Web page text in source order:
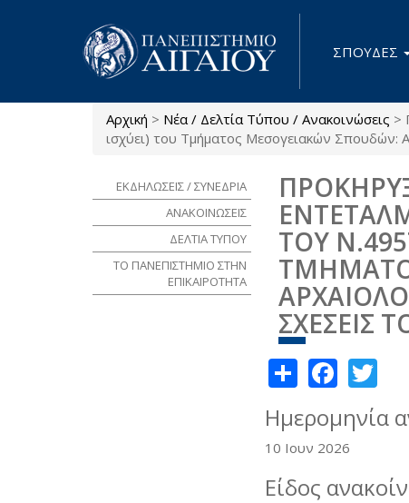
ΣΠΟΥΔΕΣ
Είστε εδώ
Αρχική > Νέα / Δελτία Τύπου / Ανακοινώσεις >
ισχύει) του Τμήματος Μεσογειακών Σπουδών:
ΤΟΥ
ΣΧΕΣΕΙΣ
Share
Ημερομηνία
10 Ιουν 2026
Είδος
ΕΚΔΗΛΩΣΕΙΣ / ΣΥΝΕΔΡΙΑ
ΑΝΑΚΟΙΝΩΣΕΙΣ
ΔΕΛΤΙΑ ΤΥΠΟΥ
ΤΟ ΠΑΝΕΠΙΣΤΗΜΙΟ ΣΤΗΝ
ΕΠΙΚΑΙΡΟΤΗΤΑ